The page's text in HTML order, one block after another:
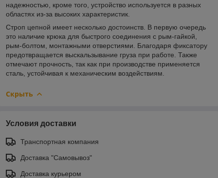
надежностью, кроме того, устройство используется в разных
областях из-за высоких характеристик.
Строп цепной имеет несколько достоинств. В первую очередь
это наличие крюка для быстрого соединения с рым-гайкой,
рым-болтом, монтажными отверстиями. Благодаря фиксатору
предотвращается выскальзывание груза при работе. Также
отмечают прочность, так как при производстве применяется
сталь, устойчивая к механическим воздействиям.
Скрыть
Условия доставки
Транспортная компания
Доставка "Самовывоз"
Доставка курьером